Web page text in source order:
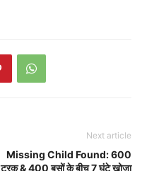
Next article
Missing Child Found: 600
ट्रक & 400 बसों के बीच 7 घंटे खोजा